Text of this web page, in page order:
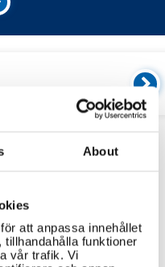
About
att anpassa innehållet
funktioner
vår trafik. Vi